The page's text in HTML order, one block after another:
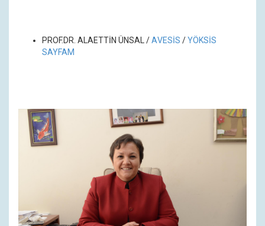
PROF.DR. ALAETTİN ÜNSAL /AVESİS /YÖKSİS
SAYFAM